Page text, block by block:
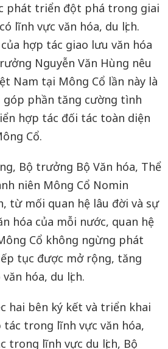
phát triển đột phá trong giai
lĩnh vực văn hóa, du lịch.
hợp tác giao lưu văn hóa
Nguyễn Văn Hùng nêu
Nam tại Mông Cổ lần này là
góp phần tăng cường tình
hợp tác đối tác toàn diện
Cổ.
Bộ trưởng Bộ Văn hóa, Thể
niên Mông Cổ Nomin
từ mối quan hệ lâu đời và sự
hóa của mỗi nước, quan hệ
Cổ không ngừng phát
tục được mở rộng, tăng
hóa, du lịch.
hai bên ký kết và triển khai
tác trong lĩnh vực văn hóa,
trong lĩnh vực du lịch, Bộ